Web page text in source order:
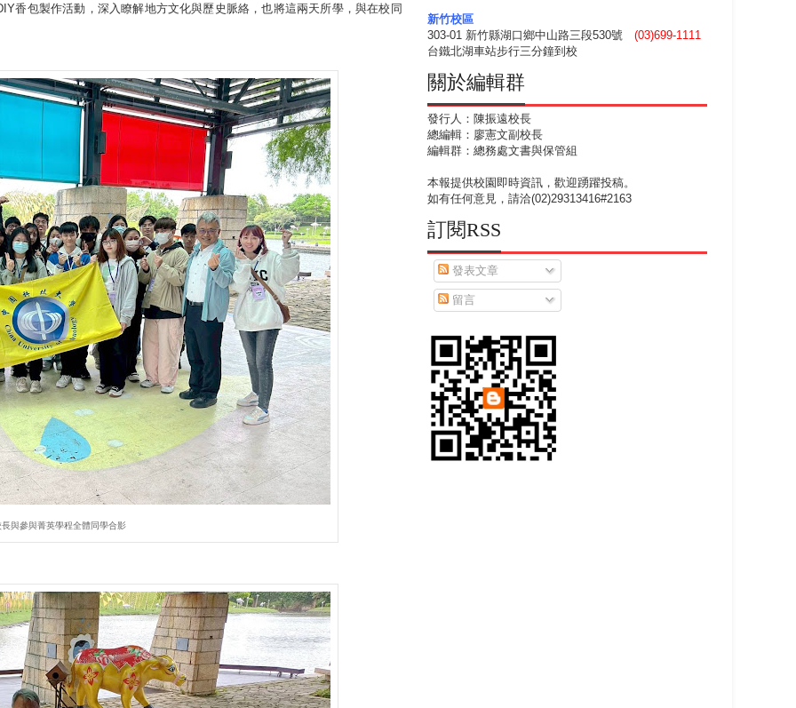
香包製作活動，深入瞭解地方文化與歷史脈絡，也將這兩天所學，與在校同
長與參與菁英學程全體同學合影
新竹校區
303-01 新竹縣湖口鄉中山路三段530號 (03)699-1111
台鐵北湖車站步行三分鐘到校
關於編輯群
發行人：陳振遠校長
總編輯：廖憲文副校長
編輯群：總務處文書與保管組
本報提供校園即時資訊，歡迎踴躍投稿。
如有任何意見，請洽(02)29313416#2163
訂閱RSS
發表文章
留言